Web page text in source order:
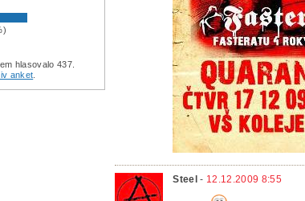
Steel - 12.12.2009 8:55
hlasovalo 437.
anket